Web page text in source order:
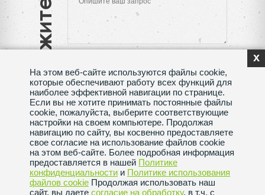
Нажимая на кнопку "Отправить", Вы даете согласие
на обработку своихперсональных данных
Сделано в веб-студииSeoMAX
Политика конфиденциальности
Пользовательское соглашение
x
На этом веб-сайте используются файлы cookie,
которые обеспечивают работу всех функций для
наиболее эффективной навигации по странице.
Если вы не хотите принимать постоянные файлы
cookie, пожалуйста, выберите соответствующие
настройки на своем компьютере. Продолжая
навигацию по сайту, вы косвенно предоставляете
свое согласие на использование файлов cookie
на этом веб-сайте. Более подробная информация
предоставляется в нашей Политике
конфиденциальности и Политике использования
файлов сookie Продолжая использовать наш
сайт, вы даете согласие на обработку, в т.ч. с